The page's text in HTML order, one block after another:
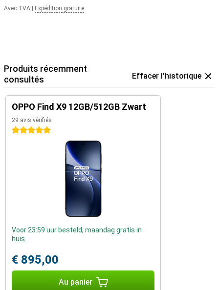
Avec TVA Expédition gratuite
Produits récemment
consultés
Effacer l'historique
OPPO Find X9 12GB/512GB Zwart
29 avis vérifiés
5 étoiles
Voor 23:59 uur besteld, maandag gratis in
huis
€ 895,00
Au panier